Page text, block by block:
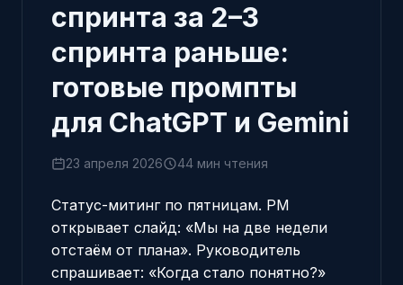
спринта за 2–3
спринта раньше:
готовые промпты
для ChatGPT и Gemini
23 апреля 2026 44 мин чтения
Статус-митинг по пятницам. PM
открывает слайд: «Мы на две недели
отстаём от плана». Руководитель
спрашивает: «Когда стало понятно?»